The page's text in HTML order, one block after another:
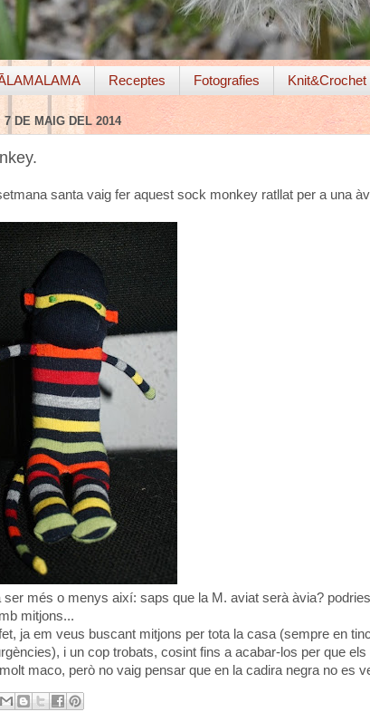
Receptes Fotografies Knit&Crochet
7 DE MAIG DEL 2014
santa vaig fer aquest sock monkey ratllat per a una
ser més o menys així: saps que la M. aviat serà àvia?
mitjons...
fet, ja em veus buscant mitjons per tota la casa (sempre en
i un cop trobats, cosint fins a acabar-los per que
maco, però no vaig pensar que en la cadira negra no es